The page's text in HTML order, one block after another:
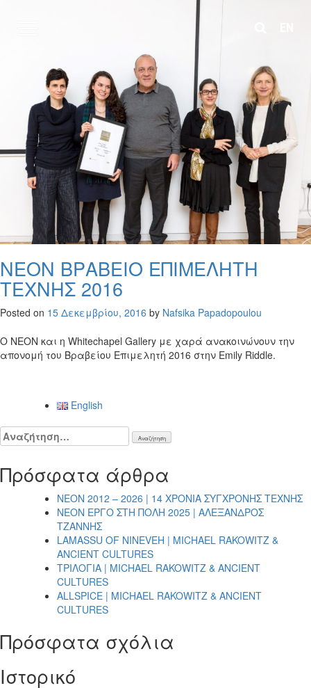
ΝΕΟΝ ΒΡΑΒΕΙΟ ΕΠΙΜΕΛΗΤΗ
ΤΕΧΝΗΣ 2016
Posted on 15 Δεκεμβρίου, 2016 by Nafsika Papadopoulou
Ο NEON και η Whitechapel Gallery με χαρά ανακοινώνουν την
απονομή του Βραβείου Επιμελητή 2016 στην Emily Riddle.
άρθρωνEnglish
Αναζήτηση
για:
Πρόσφατα άρθρα
NEON 2012 – 2026 | 14 ΧΡΟΝΙΑ ΣΥΓΧΡΟΝΗΣ ΤΕΧΝΗΣ
NEON ΕΡΓΟ ΣΤΗ ΠΟΛΗ 2025 | ΑΛΕΞΑΝΔΡΟΣ
ΤΖΑΝΝΗΣ
LAMASSU OF NINEVEH | MICHAEL RAKOWITZ &
ANCIENT CULTURES
ΤΡΙΛΟΓΙΑ | MICHAEL RAKOWITZ & ANCIENT
CULTURES
ALLSPICE | MICHAEL RAKOWITZ & ANCIENT
CULTURES
Πρόσφατα σχόλια
Ιστορικό